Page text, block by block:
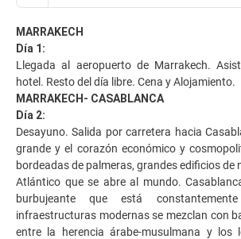
MARRAKECH
Día 1:
Llegada al aeropuerto de Marrakech.
hotel. Resto del día libre. Cena y Alojamiento.
MARRAKECH- CASABLANCA
Día 2:
Desayuno. Salida por carretera hacia
grande y el corazón económico y
bordeadas de palmeras, grandes edificios de
Atlántico que se abre al mundo.
burbujeante que está
infraestructuras modernas se mezclan con
entre la herencia árabe-musulmana y los